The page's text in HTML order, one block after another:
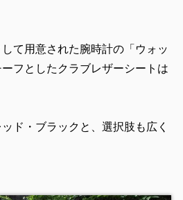
て用意された腕時計の「ウォッ
フとしたクラブレザーシートは
ド・ブラックと、選択肢も広く